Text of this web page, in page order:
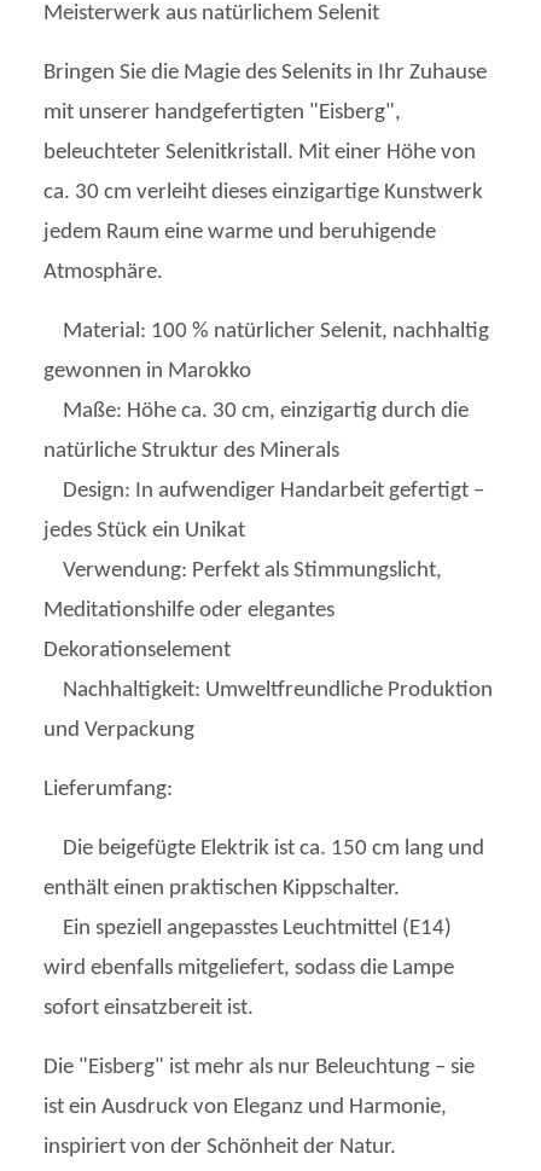
Meisterwerk aus natürlichem Selenit
Bringen Sie die Magie des Selenits in Ihr Zuhause
mit unserer handgefertigten "Eisberg",
beleuchteter Selenitkristall. Mit einer Höhe von
ca. 30 cm verleiht dieses einzigartige Kunstwerk
jedem Raum eine warme und beruhigende
Atmosphäre.
Material: 100 % natürlicher Selenit, nachhaltig
gewonnen in Marokko
Maße: Höhe ca. 30 cm, einzigartig durch die
natürliche Struktur des Minerals
Design: In aufwendiger Handarbeit gefertigt –
jedes Stück ein Unikat
Verwendung: Perfekt als Stimmungslicht,
Meditationshilfe oder elegantes
Dekorationselement
Nachhaltigkeit: Umweltfreundliche Produktion
und Verpackung
Lieferumfang:
Die beigefügte Elektrik ist ca. 150 cm lang und
enthält einen praktischen Kippschalter.
Ein speziell angepasstes Leuchtmittel (E14)
wird ebenfalls mitgeliefert, sodass die Lampe
sofort einsatzbereit ist.
Die "Eisberg" ist mehr als nur Beleuchtung – sie
ist ein Ausdruck von Eleganz und Harmonie,
inspiriert von der Schönheit der Natur.